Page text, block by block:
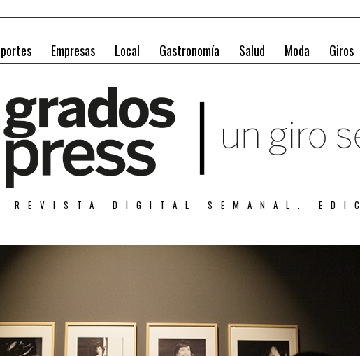
Empresas Local Gastronomía Salud Moda Giros
REVISTA DIGITAL SEMANAL.